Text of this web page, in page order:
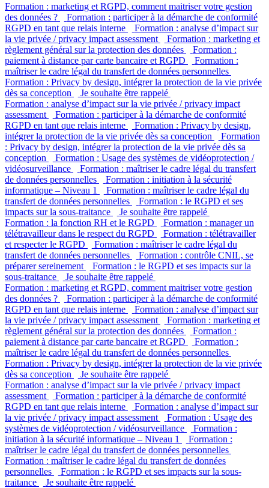
Formation : marketing et RGPD, comment maitriser votre gestion
des données ?
Formation : participer à la démarche de conformité
RGPD en tant que relais interne
Formation : analyse d’impact sur
la vie privée / privacy impact assessment
Formation : marketing et
règlement général sur la protection des données
Formation :
paiement à distance par carte bancaire et RGPD
Formation :
maîtriser le cadre légal du transfert de données personnelles
Formation : Privacy by design, intégrer la protection de la vie privée
dès sa conception
Je souhaite être rappelé
Formation : analyse d’impact sur la vie privée / privacy impact
assessment
Formation : participer à la démarche de conformité
RGPD en tant que relais interne
Formation : Privacy by design,
intégrer la protection de la vie privée dès sa conception
Formation
: Privacy by design, intégrer la protection de la vie privée dès sa
conception
Formation : Usage des systèmes de vidéoprotection /
vidéosurveillance
Formation : maîtriser le cadre légal du transfert
de données personnelles
Formation : initiation à la sécurité
informatique – Niveau 1
Formation : maîtriser le cadre légal du
transfert de données personnelles
Formation : le RGPD et ses
impacts sur la sous-traitance
Je souhaite être rappelé
Formation : la fonction RH et le RGPD
Formation : manager un
télétravailleur dans le respect du RGPD
Formation : télétravailler
et respecter le RGPD
Formation : maîtriser le cadre légal du
transfert de données personnelles
Formation : contrôle CNIL, se
préparer sereinement
Formation : le RGPD et ses impacts sur la
sous-traitance
Je souhaite être rappelé
Formation : marketing et RGPD, comment maitriser votre gestion
des données ?
Formation : participer à la démarche de conformité
RGPD en tant que relais interne
Formation : analyse d’impact sur
la vie privée / privacy impact assessment
Formation : marketing et
règlement général sur la protection des données
Formation :
paiement à distance par carte bancaire et RGPD
Formation :
maîtriser le cadre légal du transfert de données personnelles
Formation : Privacy by design, intégrer la protection de la vie privée
dès sa conception
Je souhaite être rappelé
Formation : analyse d’impact sur la vie privée / privacy impact
assessment
Formation : participer à la démarche de conformité
RGPD en tant que relais interne
Formation : analyse d’impact sur
la vie privée / privacy impact assessment
Formation : Usage des
systèmes de vidéoprotection / vidéosurveillance
Formation :
initiation à la sécurité informatique – Niveau 1
Formation :
maîtriser le cadre légal du transfert de données personnelles
Formation : maîtriser le cadre légal du transfert de données
personnelles
Formation : le RGPD et ses impacts sur la sous-
traitance
Je souhaite être rappelé